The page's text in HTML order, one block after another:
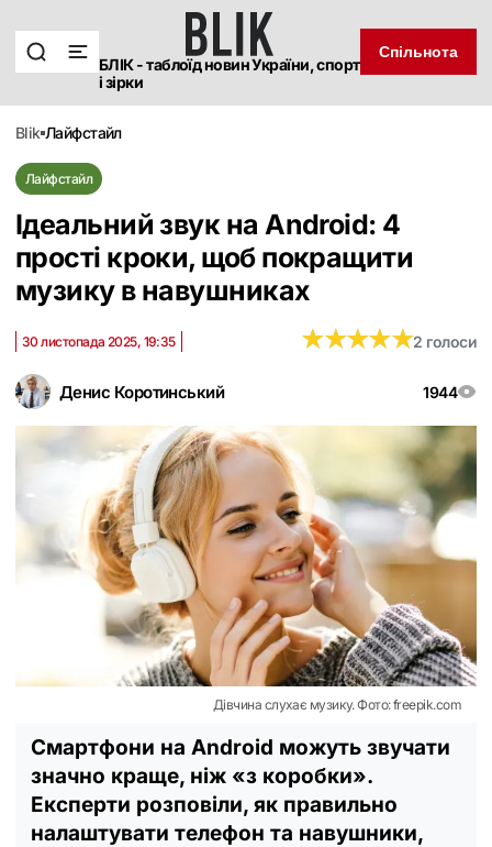
БЛІК - таблоїд новин України, спорт
і зірки
Спільнота
blik лайфстайл
Лайфстайл
Ідеальний звук на Android: 4
прості кроки, щоб покращити
музику в навушниках
Денис Коротинський 1944
30 листопада 2025, 19:35 ★★★★★
★★★★★2 голоси
Дівчина слухає музику. Фото: freepik.com
Смартфони на Android можуть звучати
значно краще, ніж «з коробки».
Експерти розповіли, як правильно
налаштувати телефон та навушники,